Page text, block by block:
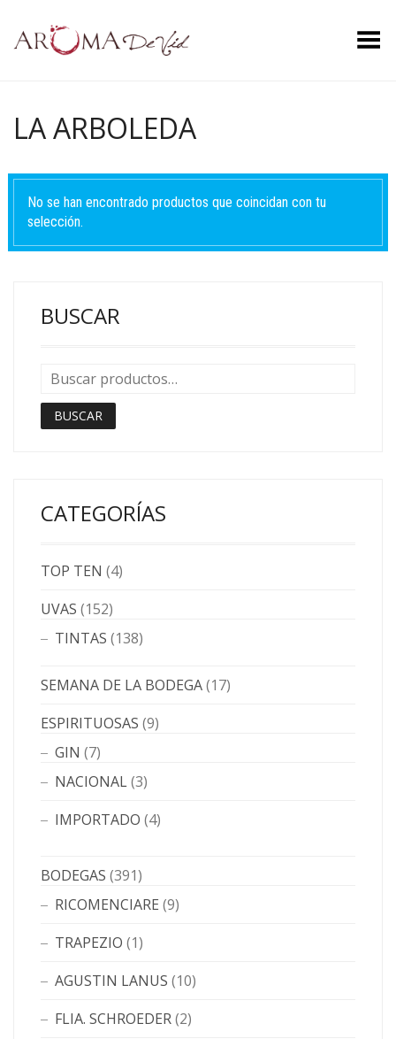
Menú
LA ARBOLEDA
No se han encontrado productos que coincidan con tu
selección.
BUSCAR
BUSCAR
CATEGORÍAS
TOP TEN (4)
UVAS (152)
TINTAS (138)
SEMANA DE LA BODEGA(17)
ESPIRITUOSAS (9)
GIN (7)
NACIONAL(3)
IMPORTADO (4)
BODEGAS (391)
RICOMENCIARE (9)
TRAPEZIO (1)
AGUSTIN LANUS (10)
FLIA. SCHROEDER(2)